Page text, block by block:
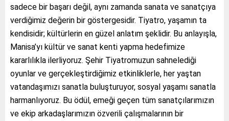
sadece bir başarı değil, aynı zamanda sanata ve sanatçıya
verdiğimiz değerin bir göstergesidir. Tiyatro, yaşamın ta
kendisidir; kültürlerin en güzel anlatım şeklidir. Bu anlayışla,
Manisa’yı kültür ve sanat kenti yapma hedefimize
kararlılıkla ilerliyoruz. Şehir Tiyatromuzun sahnelediği
oyunlar ve gerçekleştirdiğimiz etkinliklerle, her yaştan
vatandaşımızı sanatla buluşturuyor, sosyal yaşamı sanatla
harmanlıyoruz. Bu ödül, emeği geçen tüm sanatçılarımızın
ve ekip arkadaşlarımızın özverili çalışmalarının bir